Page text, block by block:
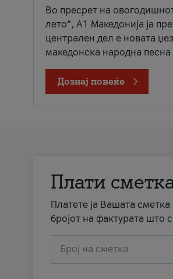
Во пресрет на
лето“, А1 Македонија ја
централен дел е новата
македонска народна песна
Дознај повеќе
Плати
Платете ја Вашата
бројот на фактурата што
Број на сметка